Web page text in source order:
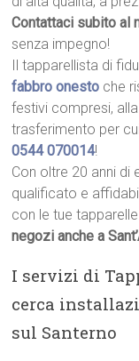
Contattaci subito al
senza impegno!
Il tapparellista di
fabbro onesto che
festivi compresi,
trasferimento per
0544 070014!
Con oltre 20 anni di
qualificato e
con le tue
negozi anche a
I servizi di
cerca
sul Santerno